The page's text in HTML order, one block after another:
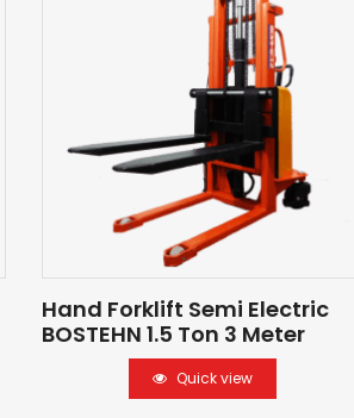
Hand Forklift Semi Electric
BOSTEHN 1.5 Ton 3 Meter
Quick view